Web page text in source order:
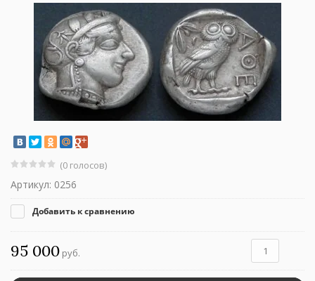
(0 голосов)
Артикул: 0256
Добавить к сравнению
95 000 руб.